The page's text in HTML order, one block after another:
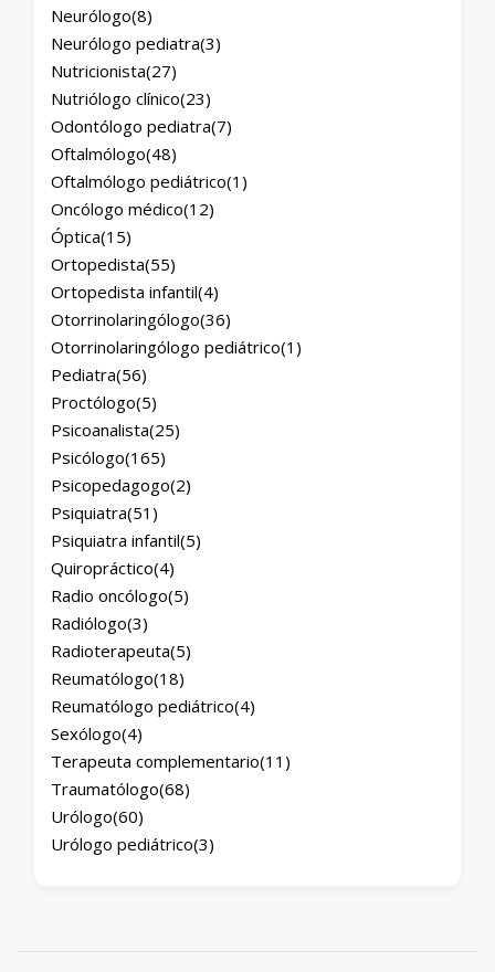
Neurólogo(8)
Neurólogo pediatra(3)
Nutricionista(27)
Nutriólogo clínico(23)
Odontólogo pediatra(7)
Oftalmólogo(48)
Oftalmólogo pediátrico(1)
Oncólogo médico(12)
Óptica(15)
Ortopedista(55)
Ortopedista infantil(4)
Otorrinolaringólogo(36)
Otorrinolaringólogo pediátrico(1)
Pediatra(56)
Proctólogo(5)
Psicoanalista(25)
Psicólogo(165)
Psicopedagogo(2)
Psiquiatra(51)
Psiquiatra infantil(5)
Quiropráctico(4)
Radio oncólogo(5)
Radiólogo(3)
Radioterapeuta(5)
Reumatólogo(18)
Reumatólogo pediátrico(4)
Sexólogo(4)
Terapeuta complementario(11)
Traumatólogo(68)
Urólogo(60)
Urólogo pediátrico(3)